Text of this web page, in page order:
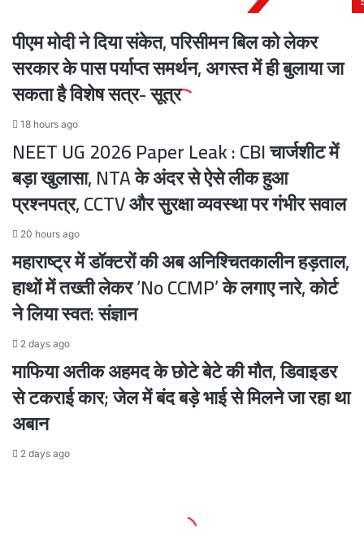
पीएम मोदी ने दिया संकेत, परिसीमन बिल को लेकर
सरकार के पास पर्याप्त समर्थन, अगस्त में ही बुलाया जा
सकता है विशेष सत्र- सूत्र
18 hours ago
NEET UG 2026 Paper Leak : CBI चार्जशीट में
बड़ा खुलासा, NTA के अंदर से ऐसे लीक हुआ
प्रश्नपत्र, CCTV और सुरक्षा व्यवस्था पर गंभीर सवाल
20 hours ago
महाराष्ट्र में डॉक्टरों की अब अनिश्चितकालीन हड़ताल,
हाथों में तख्ती लेकर ‘No CCMP’ के लगाए नारे, कोर्ट
ने लिया स्वत: संज्ञान
2 days ago
माफिया अतीक अहमद के छोटे बेटे की मौत, डिवाइडर
से टकराई कार; जेल में बंद बड़े भाई से मिलने जा रहा था
अबान
2 days ago